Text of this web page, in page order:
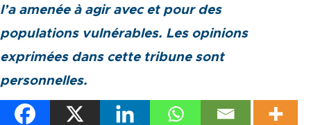
l’a amenée à agir avec et pour des
populations vulnérables. Les opinions
exprimées dans cette tribune sont
personnelles.